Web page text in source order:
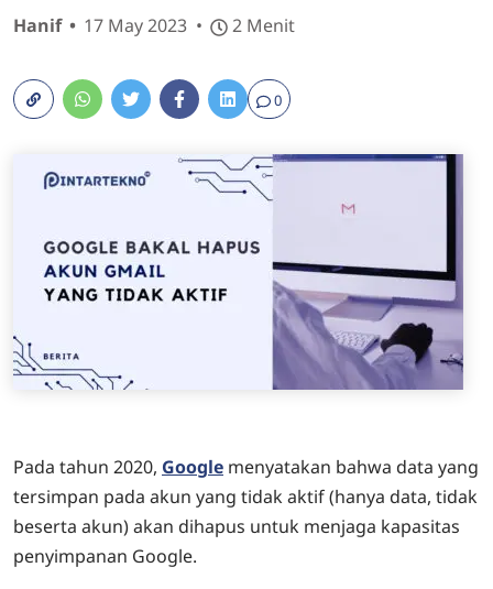
Hanif 17 May 2023 2 Menit
0
Pada tahun 2020, Google menyatakan bahwa data yang
tersimpan pada akun yang tidak aktif (hanya data, tidak
beserta akun) akan dihapus untuk menjaga kapasitas
penyimpanan Google.